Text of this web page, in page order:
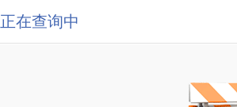
正在查询中